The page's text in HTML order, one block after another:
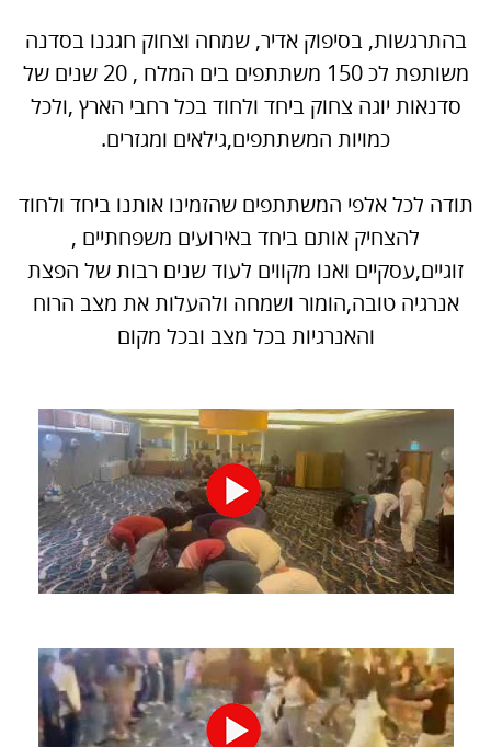
בהתרגשות, בסיפוק אדיר, שמחה וצחוק חגגנו בסדנה
משותפת לכ 150 משתתפים בים המלח , 20 שנים של
סדנאות יוגה צחוק ביחד ולחוד בכל רחבי הארץ ,ולכל
כמויות המשתתפים,גילאים ומגזרים.
תודה לכל אלפי המשתתפים שהזמינו אותנו ביחד ולחוד
להצחיק אותם ביחד באירועים משפחתיים ,
זוגיים,עסקיים ואנו מקווים לעוד שנים רבות של הפצת
אנרגיה טובה,הומור ושמחה ולהעלות את מצב הרוח
והאנרגיות בכל מצב ובכל מקום